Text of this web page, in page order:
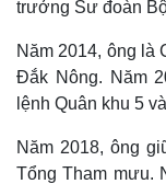
trưởng Sư đoàn
Năm 2014, ông là
Đắk Nông. Năm
lệnh Quân khu 5
Năm 2018, ông
Tổng Tham mưu.